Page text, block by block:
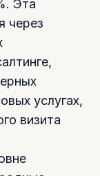
Эта
через
услугах,
визита